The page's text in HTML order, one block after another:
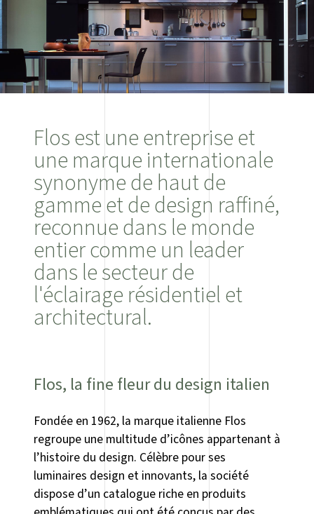
Flos est une entreprise et
une marque internationale
synonyme de haut de
gamme et de design raffiné,
reconnue dans le monde
entier comme un leader
dans le secteur de
l'éclairage résidentiel et
architectural.
Flos, la fine fleur du design italien
Fondée en 1962, la marque italienne Flos
regroupe une multitude d’icônes appartenant à
l’histoire du design. Célèbre pour ses
luminaires design et innovants, la société
dispose d’un catalogue riche en produits